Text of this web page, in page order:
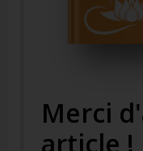
Merci
article !